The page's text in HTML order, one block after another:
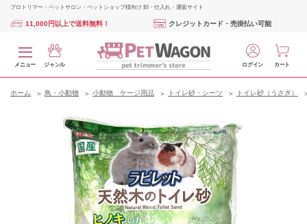
プロトリマー・ペットサロン・ペットショップ様向け 卸・仕入れ・通販サイト
11,000円以上で送料無料！ クレジットカード・売掛払い可能
メニュー ジャンル ログイン カート
ホーム 鳥・小動物 小動物 ケージ用品 トイレ砂・シーツ トイレ砂（うさぎ）